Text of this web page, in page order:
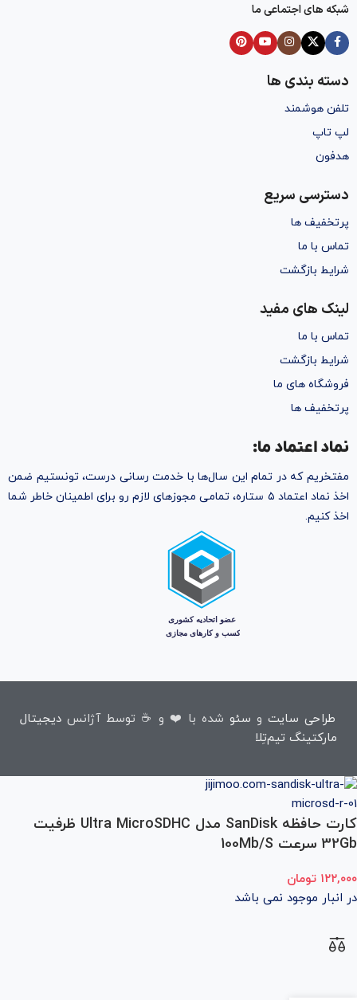
شبکه های اجتماعی ما
دسته بندی ها
تلفن هوشمند
لپ تاپ
هدفون
دسترسی سریع
پرتخفیف ها
تماس با ما
شرایط بازگشت
لینک های مفید
تماس با ما
شرایط بازگشت
فروشگاه های ما
پرتخفیف ها
نماد اعتماد ما:
مفتخریم که در تمام این سال‌ها با خدمت رسانی درست، تونستیم ضمن
اخذ نماد اعتماد ۵ ستاره، تمامی مجوز‌های لازم رو برای اطمینان خاطر شما
اخذ کنیم.
طراحی سایتو سئو شده با ❤️ و ☕ توسط آژانس دیجیتال
مارکتینگ تیم‌تِلا
کارت حافظه SanDisk مدل Ultra MicroSDHC ظرفیت
32Gb سرعت 100Mb/S
۱۲۲,۰۰۰ تومان
در انبار موجود نمی باشد